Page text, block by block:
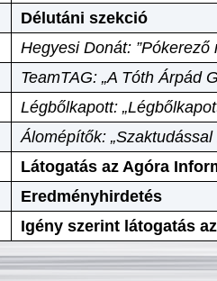
Délutáni szekció
Hegyesi Donát: ”Pókerező
TeamTAG: „A Tóth Árpád
Légbőlkapott:
Álomépítők:
Látogatás az Agóra
Eredményhirdetés
Igény szerint látogatás